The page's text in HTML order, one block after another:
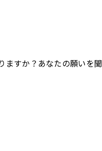
ますか？あなたの願いを聞